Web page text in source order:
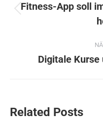
Fitness-App soll
Digitale Kurse
Related Posts